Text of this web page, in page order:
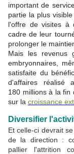
important de
partie la plus
l'offre de visites à
cadre de leur
prolonger le
Mais les revenus
embryonnaires,
satisfaite du
d'affaires réalisé
180 millions à la fin
sur la croissance
Diversifier
Et celle-ci devrait
de la direction :
pallier l'attrition